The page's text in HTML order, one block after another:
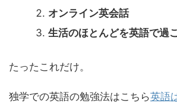
オンライン英会話
生活のほとんどを英語で過
たったこれだけ。
独学での英語の勉強法はこちら英語